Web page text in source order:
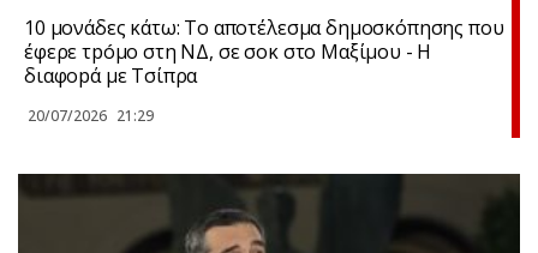
10 μονάδες κάτω: Το αποτέλεσμα δημοσκόπησης που
έφερε τpóμο στη ΝΔ, σε σoκ στο Μαξίμου - Η
διαφοpά με Τσίπρα
20/07/2026 21:29